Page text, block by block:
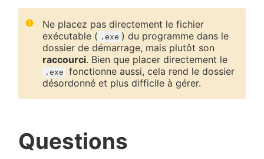
Ne placez pas directement le fichier
exécutable ( .exe ) du programme dans le
dossier de démarrage, mais plutôt son
raccourci. Bien que placer directement le
.exe
fonctionne aussi, cela rend le dossier
désordonné et plus difficile à gérer.
Questions